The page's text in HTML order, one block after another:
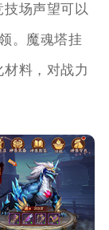
场声望可以
。魔魂塔挂
料，对战力